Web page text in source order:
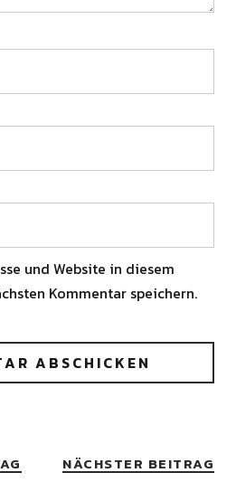
und Website in diesem
Kommentar speichern.
NÄCHSTER BEITRAG